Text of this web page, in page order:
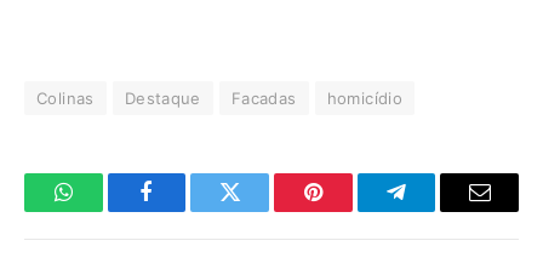
Colinas Destaque Facadas homicídio
WhatsAppFacebookTwitter Pinterest TelegramaE-